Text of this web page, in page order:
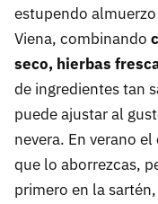
estupendo
Viena, combinando
seco, hierbas
de ingredientes tan
puede ajustar al
nevera. En verano
que lo aborrezcas,
primero en la